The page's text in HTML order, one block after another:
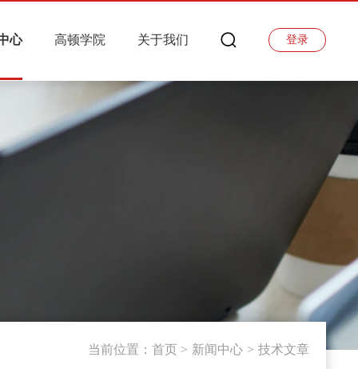
心 高顿学院 关于我们 登录
当前位置： 首页 > 新闻中心 > 技术文章